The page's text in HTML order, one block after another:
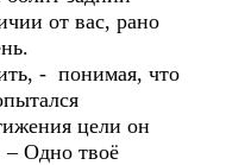
от вас, рано
- понимая, что
цели он
– Одно твоё